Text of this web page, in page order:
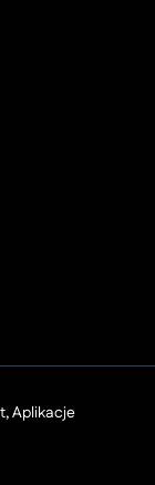
Aplikacje